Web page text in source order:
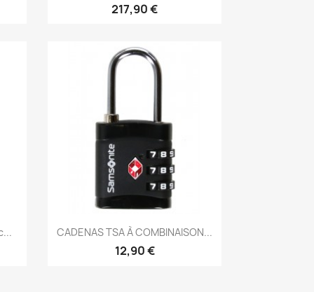
217,90 €
Aperçu rapide
CADENAS TSA À COMBINAISON...
12,90 €